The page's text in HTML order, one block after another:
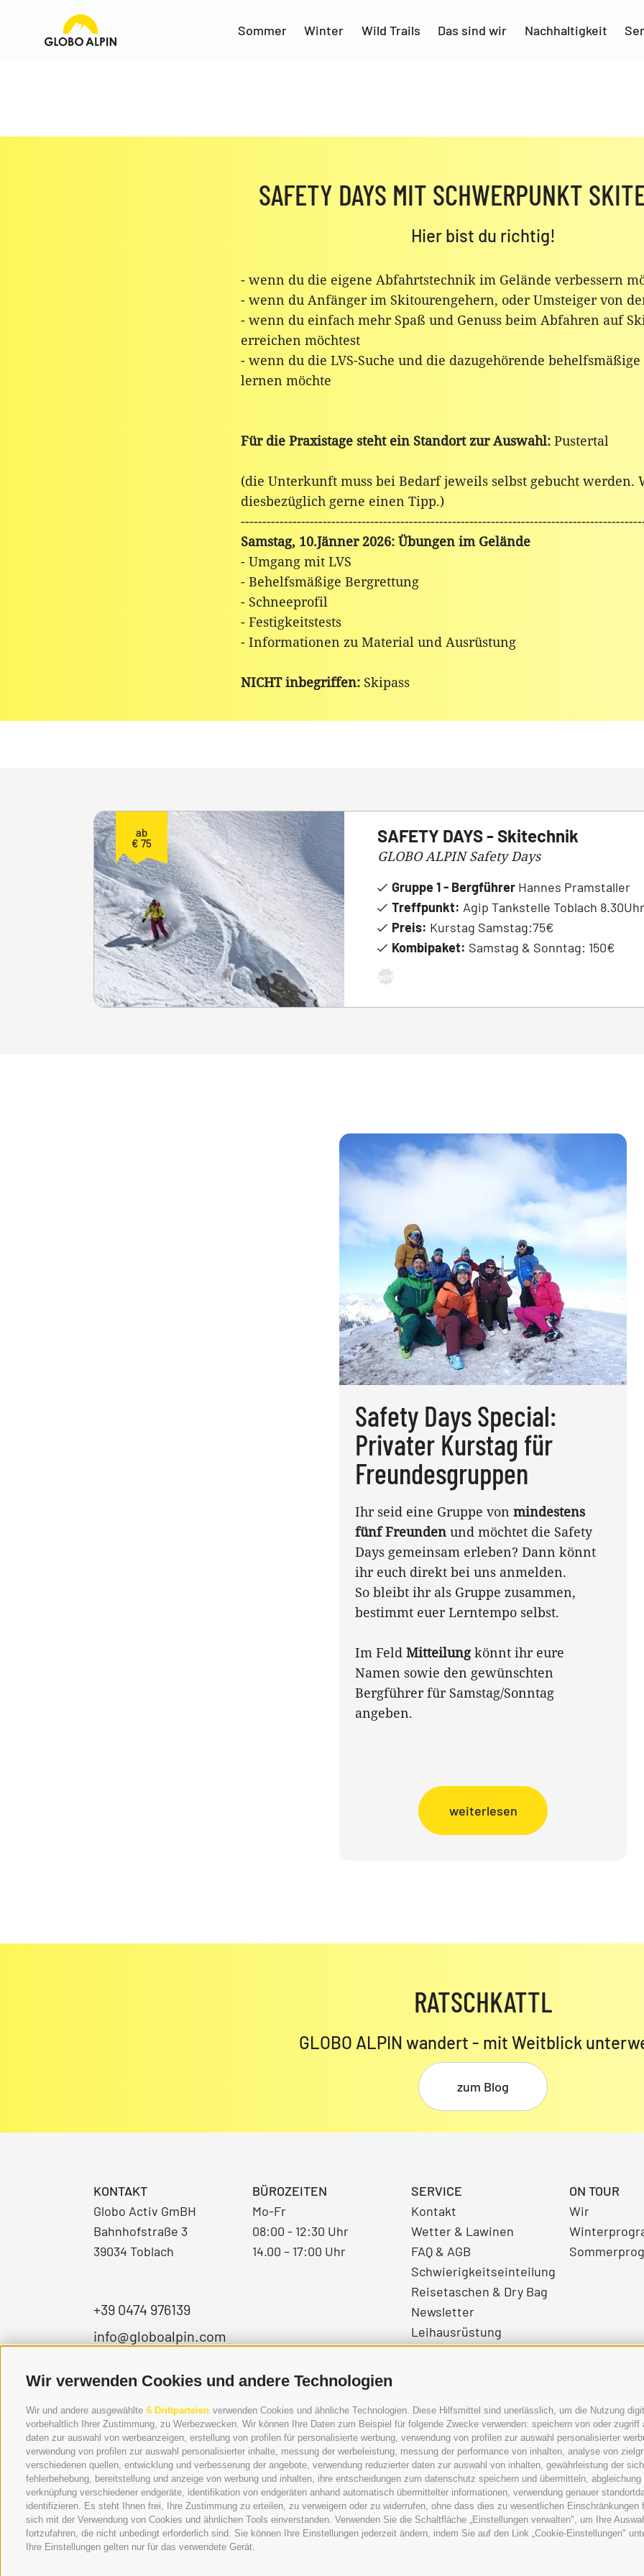
Wir verwenden Cookies und andere Technologien
Wir und andere ausgewählte 6 Drittparteien verwenden Cookies und ähnliche Technologien. Diese Hilfsmittel sind unerlässlich, um die Nutzung
vorbehaltlich Ihrer Zustimmung, zu Werbezwecken. Wir können Ihre Daten zum Beispiel für folgende Zwecke verwenden: speichern von oder
daten zur auswahl von werbeanzeigen, erstellung von profilen für personalisierte werbung, verwendung von profilen zur auswahl personalisierter
verwendung von profilen zur auswahl personalisierter inhalte, messung der werbeleistung, messung der performance von inhalten, analyse von
verschiedenen quellen, entwicklung und verbesserung der angebote, verwendung reduzierter daten zur auswahl von inhalten, gewährleistung der
fehlerbehebung, bereitstellung und anzeige von werbung und inhalten, ihre entscheidungen zum datenschutz speichern und übermitteln,
verknüpfung verschiedener endgeräte, identifikation von endgeräten anhand automatisch übermittelter informationen, verwendung genauer
identifizieren. Es steht Ihnen frei, Ihre Zustimmung zu erteilen, zu verweigern oder zu widerrufen, ohne dass dies zu wesentlichen
sich mit der Verwendung von Cookies und ähnlichen Tools einverstanden. Verwenden Sie die Schaltfläche „Einstellungen verwalten", um Ihre
fortzufahren, die nicht unbedingt erforderlich sind. Sie können Ihre Einstellungen jederzeit ändern, indem Sie auf den Link „Cookie-Einstellungen"
Ihre Einstellungen gelten nur für das verwendete Gerät.
Sommer Winter Wild Trails Das sind wir Nachhaltigkeit
SAFETY DAYS MIT SCHWERPUNKT
Hier bist du richtig!
- wenn du die eigene Abfahrtstechnik im Gelände verbessern
- wenn du Anfänger im Skitourengehern, oder Umsteiger von
- wenn du einfach mehr Spaß und Genuss beim Abfahren auf
erreichen möchtest
- wenn du die LVS-Suche und die dazugehörende behelfsmäßige
lernen möchte
Für die Praxistage steht ein Standort zur Auswahl: Pustertal
(die Unterkunft muss bei Bedarf jeweils selbst gebucht werden.
diesbezüglich gerne einen Tipp.)
Samstag, 10.Jänner 2026: Übungen im Gelände
- Umgang mit LVS
- Behelfsmäßige Bergrettung
- Schneeprofil
- Festigkeitstests
- Informationen zu Material und Ausrüstung
NICHT inbegriffen: Skipass
ab
€ 75
SAFETY DAYS - Skitechnik
GLOBO ALPIN Safety Days
Gruppe 1 - Bergführer Hannes Pramstaller
Treffpunkt: Agip Tankstelle Toblach 8.30Uhr
Preis: Kurstag Samstag:75€
Kombipaket: Samstag & Sonntag: 150€
ARCHIV
Safety Days Special:
Privater Kurstag für
Freundesgruppen
Ihr seid eine Gruppe von mindestens
fünf Freunden und möchtet die Safety
Days gemeinsam erleben? Dann könnt
ihr euch direkt bei uns anmelden.
So bleibt ihr als Gruppe zusammen,
bestimmt euer Lerntempo selbst.
Im Feld Mitteilungkönnt ihr eure
Namen sowie den gewünschten
Bergführer für Samstag/Sonntag
angeben.
weiterlesen
RATSCHKATTL
GLOBO ALPIN wandert - mit Weitblick
zum Blog
KONTAKT
Globo Activ GmBH
Bahnhofstraße 3
39034 Toblach
+39 0474 976139
info@globoalpin.com
BÜROZEITEN
Mo-Fr
08:00 - 12:30 Uhr
14.00 – 17:00 Uhr
SERVICE
Kontakt
Wetter & Lawinen
FAQ & AGB
Schwierigkeitseinteilung
Reisetaschen & Dry Bag
Newsletter
Leihausrüstung
Login
Pauschalreiserichtlinie
ON TOUR
Wir